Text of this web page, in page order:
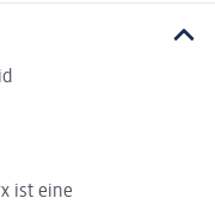
ist eine